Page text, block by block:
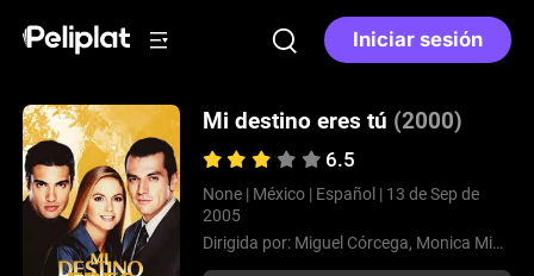
Iniciar sesión
Mi destino eres tú (2000)
6.5
None | México | Español | 13 de Sep de
2005
Dirigida por: Miguel Córcega, Monica Miguel